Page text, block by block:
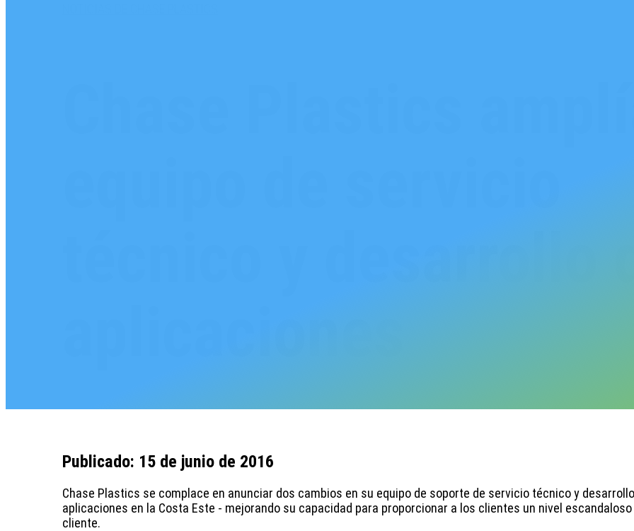
técnico y desarrollo
aplicaciones
Publicado: 15 de junio de 2016
Chase Plastics se complace en anunciar dos cambios en su equipo de soporte de servicio técnico y
aplicaciones en la Costa Este - mejorando su capacidad para proporcionar a los clientes un nivel
cliente.